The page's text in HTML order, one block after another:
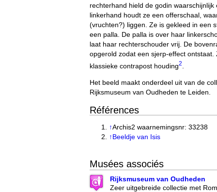
rechterhand hield de godin waarschijnlijk
linkerhand houdt ze een offerschaal,
(vruchten?) liggen. Ze is gekleed in een
een palla. De palla is over haar
laat haar rechterschouder vrij. De
opgerold zodat een sjerp-effect ontstaat.
klassieke contrapost houding2
Het beeld maakt onderdeel uit van de
Rijksmuseum van Oudheden te Leiden.
Références
↑Archis2 waarnemingsnr: 33238
↑Beeldje van Isis
Musées associés
Rijksmuseum van Oudheden
Zeer uitgebreide collectie met